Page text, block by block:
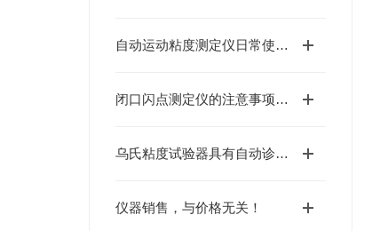
自动运动粘度测定仪日常使用与维护小技巧
闭口闪点测定仪的注意事项和使用
乌氏粘度试验器具有自动诊断故障程序
仪器销售，与价格无关！